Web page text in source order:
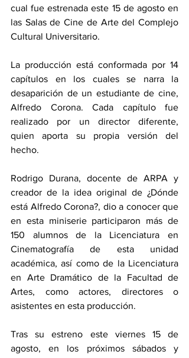
cual fue estrenada este 15 de agosto en
las Salas de Cine de Arte del Complejo
Cultural Universitario.
La producción está conformada por 14
capítulos en los cuales se narra la
desaparición de un estudiante de cine,
Alfredo Corona. Cada capítulo fue
realizado por un director diferente,
quien aporta su propia versión del
hecho.
Rodrigo Durana, docente de ARPA y
creador de la idea original de ¿Dónde
está Alfredo Corona?, dio a conocer que
en esta miniserie participaron más de
150 alumnos de la Licenciatura en
Cinematografía de esta unidad
académica, así como de la Licenciatura
en Arte Dramático de la Facultad de
Artes, como actores, directores o
asistentes en esta producción.
Tras su estreno este viernes 15 de
agosto, en los próximos sábados y